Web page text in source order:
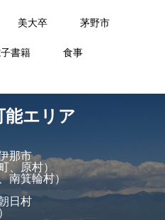
美大卒 茅野市
書籍 食事
能エリア
那市
、原村）
南箕輪村）
日村